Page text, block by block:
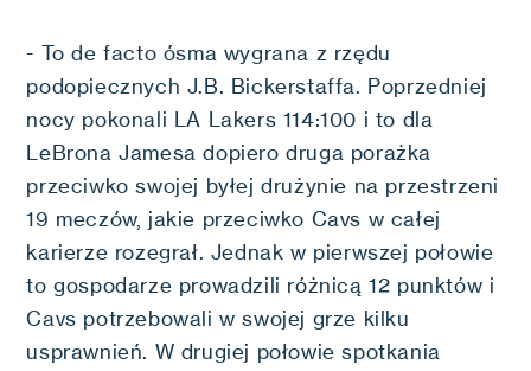
- To de facto ósma wygrana z rzędu
podopiecznych J.B. Bickerstaffa. Poprzedniej
nocy pokonali LA Lakers 114:100 i to dla
LeBrona Jamesa dopiero druga porażka
przeciwko swojej byłej drużynie na przestrzeni
19 meczów, jakie przeciwko Cavs w całej
karierze rozegrał. Jednak w pierwszej połowie
to gospodarze prowadzili różnicą 12 punktów i
Cavs potrzebowali w swojej grze kilku
usprawnień. W drugiej połowie spotkania